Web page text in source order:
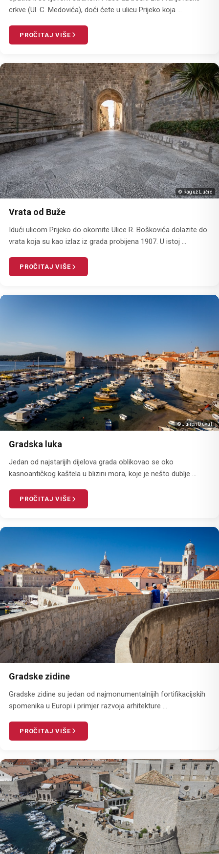
crkve (Ul. C. Medovića), doći ćete u ulicu Prijeko koja ...
PROČITAJ VIŠE
© Raguž Lučić
Vrata od Buže
Idući ulicom Prijeko do okomite Ulice R. Boškovića dolazite do
vrata koja su kao izlaz iz grada probijena 1907. U istoj ...
PROČITAJ VIŠE
© Julien Duval
Gradska luka
Jedan od najstarijih dijelova grada oblikovao se oko
kasnoantičkog kaštela u blizini mora, koje je nešto dublje ...
PROČITAJ VIŠE
Gradske zidine
Gradske zidine su jedan od najmonumentalnijih fortifikacijskih
spomenika u Europi i primjer razvoja arhitekture ...
PROČITAJ VIŠE